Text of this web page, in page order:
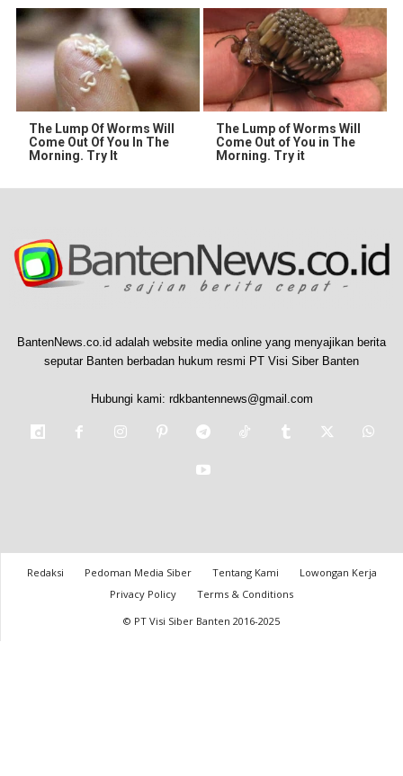
The Lump Of Worms Will
Come Out Of You In The
Morning. Try It
The Lump of Worms Will
Come Out of You in The
Morning. Try it
BantenNews.co.id adalah website media online yang menyajikan berita
seputar Banten berbadan hukum resmi PT Visi Siber Banten
Hubungi kami: rdkbantennews@gmail.com
Redaksi Pedoman Media Siber Tentang Kami
Lowongan Kerja
Privacy Policy
Terms & Conditions
© PT Visi Siber Banten 2016-2025